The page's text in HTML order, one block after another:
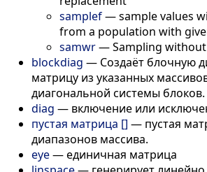
samplef—sample values
from a population with
samwr—Sampling
blockdiag — Создаёт блочную
матрицу из указанных
диагональной системы блоков.
diag — включение или
пустая матрица [] — пустая
диапазонов массива.
eye—единичная матрица